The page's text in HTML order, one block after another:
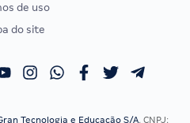
Calendário OAB
de uso
do site
Tecnologia e Educação S/A, CNPJ: